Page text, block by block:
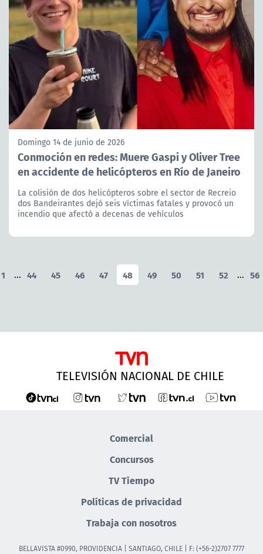
Domingo 14 de junio de 2026
Conmoción en redes: Muere Gaspi y Oliver Tree
en accidente de helicópteros en Río de Janeiro
La colisión de dos helicópteros sobre el sector de Recreio
dos Bandeirantes dejó seis víctimas fatales y provocó un
incendio que afectó a decenas de vehículos
1 ... 44 45 46 47 48 49 50 51 52 ... 56
TELEVISIÓN NACIONAL DE CHILE
Comercial
Concursos
TV Tiempo
Políticas de privacidad
Trabaja con nosotros
BELLAVISTA #0990, PROVIDENCIA | SANTIAGO, CHILE | F: (+56-2)2707 7777